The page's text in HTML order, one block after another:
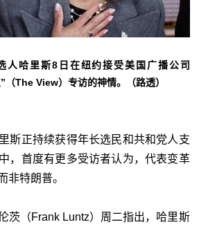
人哈里斯8日在纽约接受美国广播公司
（The View）专访的神情。（路透）
斯正持续获得年长选民和共和党人支
，首度有更多受访者认为，代表变革
非特朗普。
茨（Frank Luntz）周二指出，哈里斯